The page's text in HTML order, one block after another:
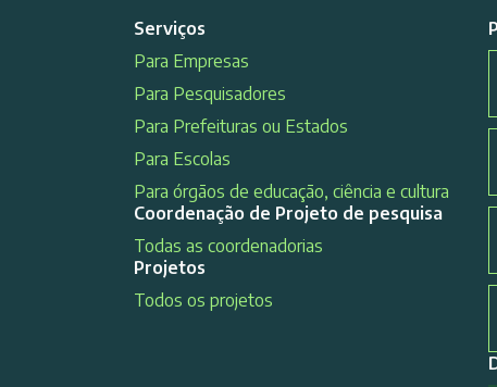
Serviços
Para Empresas
Para Pesquisadores
Para Prefeituras ou Estados
Para Escolas
Para órgãos de educação, ciência e cultura
Coordenação de Projeto de pesquisa
Todas as coordenadorias
Projetos
Todos os projetos